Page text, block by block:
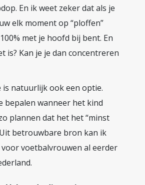
En ik weet zeker dat als je
elk moment op “ploffen”
met je hoofd bij bent. En
is? Kan je je dan concentreren
is natuurlijk ook een optie.
bepalen wanneer het kind
plannen dat het het “minst
betrouwbare bron kan ik
voetbalvrouwen al eerder